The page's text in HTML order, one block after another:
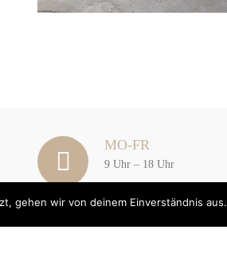
MO-FR
9 Uhr – 18 Uhr
gehen wir von deinem Einverständnis aus.